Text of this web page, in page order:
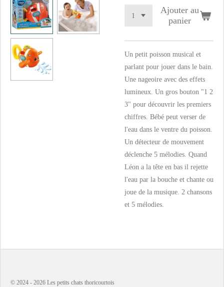
Ajouter au
panier
Un petit poisson musical et
parlant pour jouer dans le bain.
Une nageoire avec des effets
lumineux. Un gros bouton "1 2
3" pour découvrir les premiers
chiffres. Bébé peut verser de
l'eau dans le ventre du poisson.
Un détecteur de mouvement
déclenche 5 mélodies. Quand
Léon a la tête en bas il rejette
l'eau par la bouche et chante ou
joue de la musique. 2 chansons
et 5 mélodies.
© 2024 - 2026 Les petits chats thoricourtois